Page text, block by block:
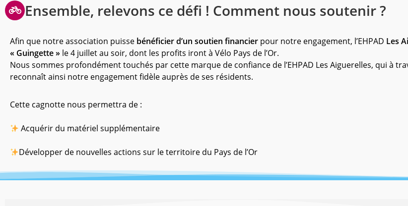
Ensemble, relevons ce défi ! Comment nous soutenir ?
Afin que notre association puisse bénéficier d’un soutien financier pour notre engagement, l’EHPAD Les
« Guingette » le 4 juillet au soir, dont les profits iront à Vélo Pays de l’Or.
Nous sommes profondément touchés par cette marque de confiance de l’EHPAD Les Aiguerelles, qui à
reconnaît ainsi notre engagement fidèle auprès de ses résidents.
Cette cagnotte nous permettra de :
Acquérir du matériel supplémentaire
Développer de nouvelles actions sur le territoire du Pays de l’Or